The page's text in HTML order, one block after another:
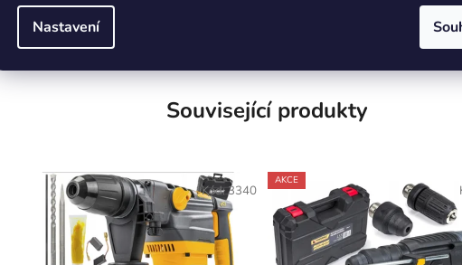
Nastavení
Související produkty
Kód:3340
AKCE